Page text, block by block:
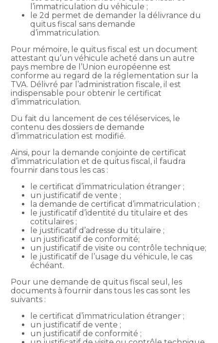
l’immatriculation du véhicule ;
le 2d permet de demander la délivrance du
quitus fiscal sans demande
d’immatriculation.
Pour mémoire, le quitus fiscal est un document
attestant qu’un véhicule acheté dans un autre
pays membre de l’Union européenne est
conforme au regard de la réglementation sur la
TVA. Délivré par l’administration fiscale, il est
indispensable pour obtenir le certificat
d’immatriculation.
Du fait du lancement de ces téléservices, le
contenu des dossiers de demande
d’immatriculation est modifié.
Ainsi, pour la demande conjointe de certificat
d’immatriculation et de quitus fiscal, il faudra
fournir dans tous les cas :
le certificat d’immatriculation étranger ;
un justificatif de vente ;
la demande de certificat d’immatriculation ;
le justificatif d’identité du titulaire et des
cotitulaires ;
le justificatif d’adresse du titulaire ;
un justificatif de conformité;
un justificatif de visite ou contrôle technique;
le justificatif de l’usage du véhicule, le cas
échéant.
Pour une demande de quitus fiscal seul, les
documents à fournir dans tous les cas sont les
suivants :
le certificat d’immatriculation étranger ;
un justificatif de vente ;
un justificatif de conformité ;